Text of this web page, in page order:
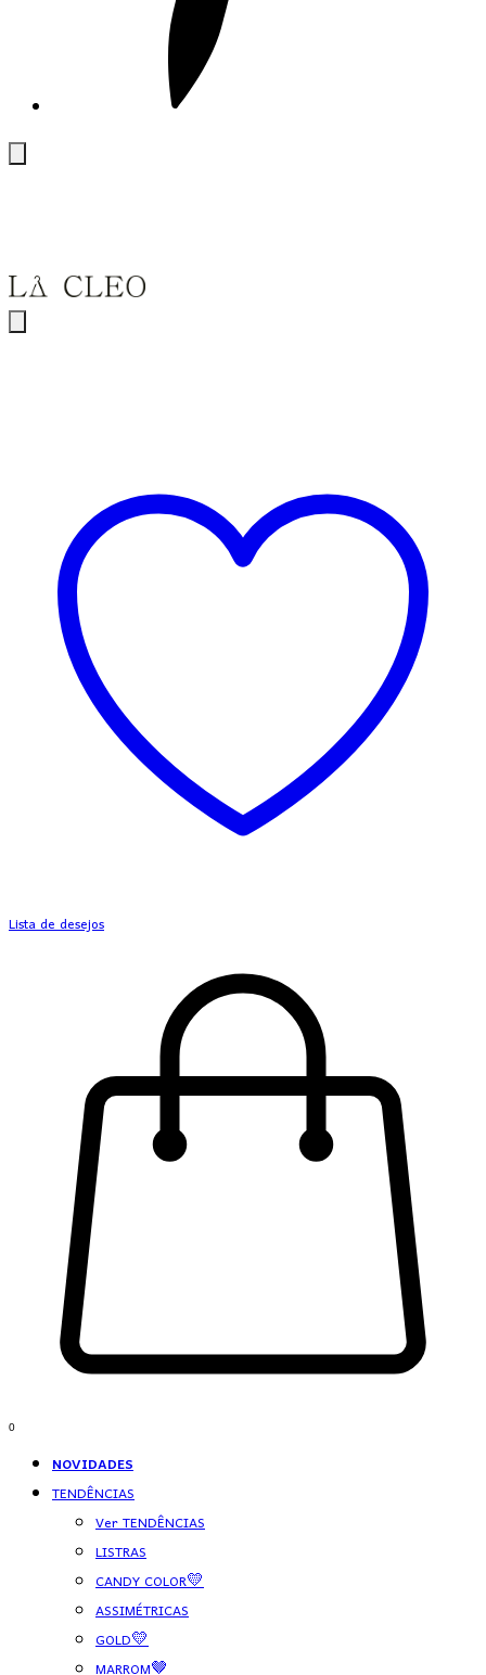
Lista de desejos
0
NOVIDADES
TENDÊNCIAS
Ver TENDÊNCIAS
LISTRAS
CANDY COLOR💛
ASSIMÉTRICAS
GOLD💛